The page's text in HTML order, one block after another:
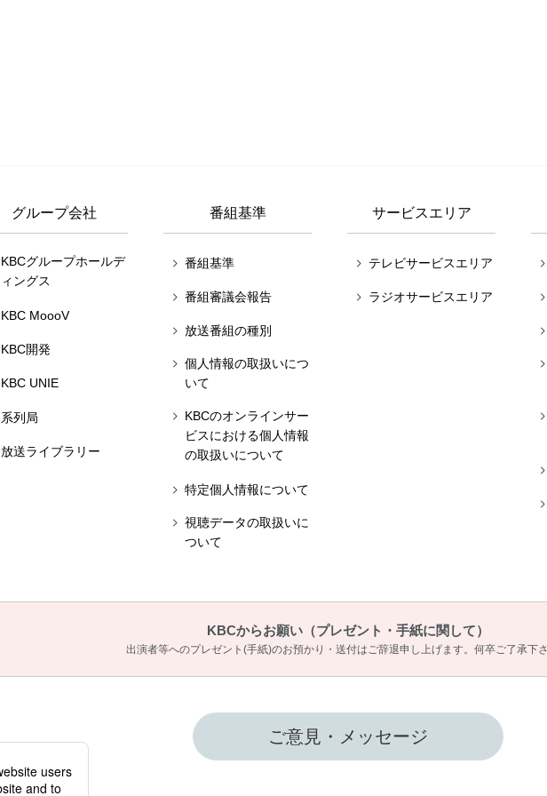
グループ会社
KBCグループホールデ
ィングス
KBC MoooV
KBC開発
KBC UNIE
系列局
放送ライブラリー
番組基準
番組基準
番組審議会報告
放送番組の種別
個人情報の取扱いにつ
いて
KBCのオンラインサー
ビスにおける個人情報
の取扱いについて
特定個人情報について
視聴データの取扱いに
ついて
サービスエリア
テレビサービスエリア
ラジオサービスエリア
KBCからお願い （プレゼント・手紙に関して）
出演者等へのプレゼント(手紙)のお預かり・送付はご辞退申し上げます。何卒ご了承下
ご意見・メッセージ